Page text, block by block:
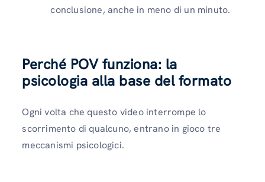
conclusione, anche in meno di un minuto.
Perché POV funziona: la
psicologia alla base del formato
Ogni volta che questo video interrompe lo
scorrimento di qualcuno, entrano in gioco tre
meccanismi psicologici.